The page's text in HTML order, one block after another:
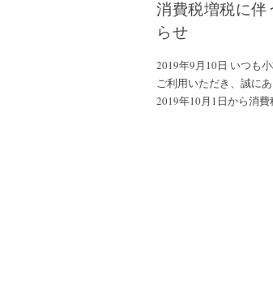
消費税増税に伴
らせ
2019年9月10日 いつも
ご利用いただき、誠に
2019年10月1日から消費